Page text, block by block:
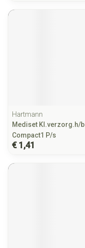
Hartmann
Mediset Kl.verzorg.h/b
Compact1 P/s
€ 1,41